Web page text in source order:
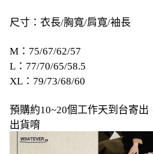
尺寸：衣長/胸寬/肩寬/袖長
M：75/67/62/57
L：77/70/65/58.5
XL：79/73/68/60
預購約10~20個工作天到台寄
出貨唷